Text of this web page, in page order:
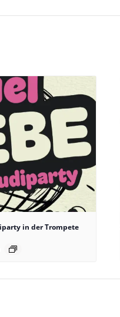
in der Trompete